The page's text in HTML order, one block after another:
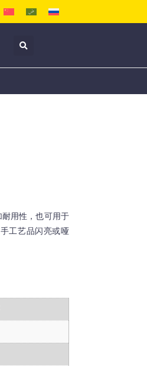
用性，也可用于
工艺品闪亮或哑